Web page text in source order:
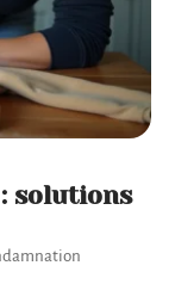
solutions